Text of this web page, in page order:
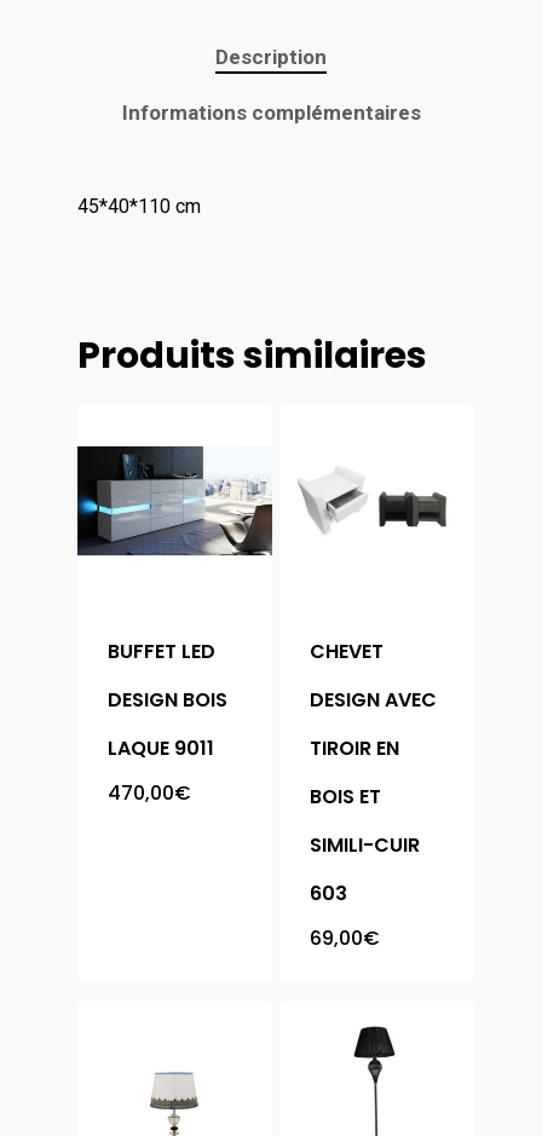
Description
Informations complémentaires
45*40*110 cm
Produits similaires
BUFFET LED
DESIGN BOIS
LAQUE 9011
470,00€
CHEVET
DESIGN AVEC
TIROIR EN
BOIS ET
SIMILI-CUIR
603
69,00€
Accueil